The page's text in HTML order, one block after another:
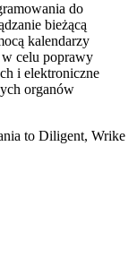
do
bieżącą
kalendarzy
celu poprawy
i elektroniczne
organów
to Diligent, Wrike